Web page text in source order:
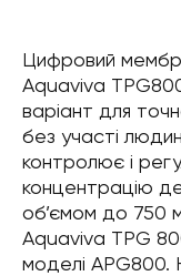
Цифровий
Aquaviva
варіант для
без участі
контролює і
концентрацію
об’ємом до 750
Aquaviva TPG
моделі APG800.